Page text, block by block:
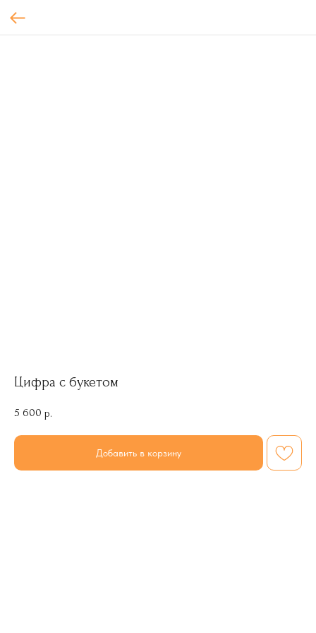
Цифра с букетом
5 600 р.
Добавить в корзину